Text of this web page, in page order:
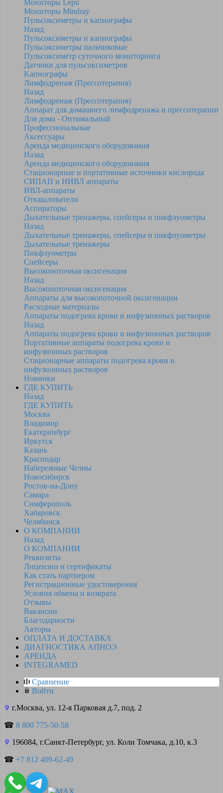
Мониторы Lepu
Мониторы Mindray
Пульсоксиметры и капнографы
Назад
Пульсоксиметры и капнографы
Пульсоксиметры пальчиковые
Пульсоксиметр суточного мониторинга
Датчики для пульсоксиметров
Kапнографы
Лимфодренаж (Прессотерапия)
Назад
Лимфодренаж (Прессотерапия)
Аппарат для домашнего лимфодренажа и прессотерапии
Для дома - Оптимальный
Профессиональные
Аксессуары
Аренда медицинского оборудования
Назад
Аренда медицинского оборудования
Стационарные и портативные источники кислорода
СИПАП и НИВЛ аппараты
ИВЛ-аппараты
Откашливатели
Аспираторы
Дыхательные тренажеры, спейсеры и пикфлуометры
Назад
Дыхательные тренажеры, спейсеры и пикфлуометры
Дыхательные тренажеры
Пикфлуометры
Спейсеры
Высокопоточная оксигенация
Назад
Высокопоточная оксигенация
Аппараты для высокопоточной оксигенации
Расходные материалы
Аппараты подогрева крови и инфузионных растворов
Назад
Аппараты подогрева крови и инфузионных растворов
Портативные аппараты подогрева крови и
инфузионных растворов
Стационарные аппараты подогрева крови и
инфузионных растворов
Новинки
ГДЕ КУПИТЬ
Назад
ГДЕ КУПИТЬ
Москва
Владимир
Екатеринбург
Иркутск
Казань
Краснодар
Набережные Челны
Новосибирск
Ростов-на-Дону
Самара
Симферополь
Хабаровск
Челябинск
О КОМПАНИИ
Назад
О КОМПАНИИ
Реквизиты
Лицензии и сертификаты
Как стать партнером
Регистрационные удостоверения
Условия обмена и возврата
Отзывы
Вакансии
Благодарности
Авторы
ОПЛАТА И ДОСТАВКА
ДИАГНОСТИКА АПНОЭ
АРЕНДА
INTEGRAMED
Сравнение
Войти
г.Москва, ул. 12-я Парковая д.7, под. 2
☎ 8 800 775-50-58
196084, г.Санкт-Петербург, ул. Коли Томчака, д.10, к.3
☎ +7 812 409-62-49